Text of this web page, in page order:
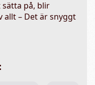
sätta på, blir
allt – Det är snyggt